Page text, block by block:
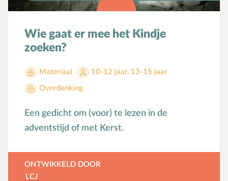
Hervormingsdag
Internet
Kerkgeschiedenis
Kerst
Kindermishandeling/-misbruik
Meerbegaafd/hoogbegaafd
Wie gaat er mee het Kindje
zoeken?
Materiaal 10-12 jaar, 13-15 jaar
Overdenking
Een gedicht om (voor) te lezen in de
adventstijd of met Kerst.
ONTWIKKELD DOOR
LCJ